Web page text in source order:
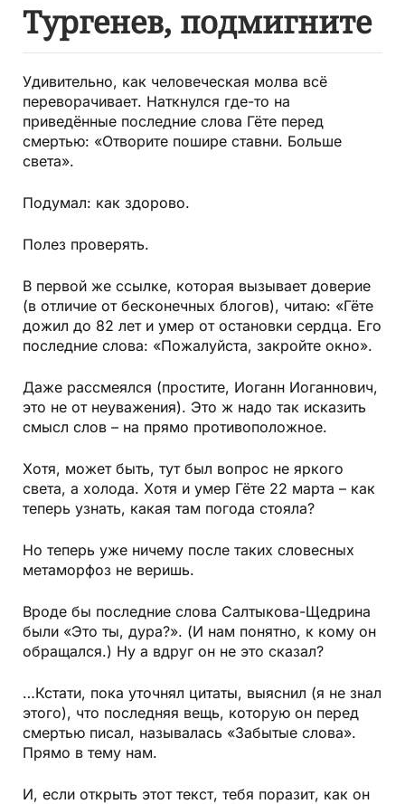
Тургенев, подмигните
Удивительно, как человеческая молва всё
переворачивает. Наткнулся где-то на
приведённые последние слова Гёте перед
смертью: «Отворите пошире ставни. Больше
света».
Подумал: как здорово.
Полез проверять.
В первой же ссылке, которая вызывает доверие
(в отличие от бесконечных блогов), читаю: «Гёте
дожил до 82 лет и умер от остановки сердца. Его
последние слова: «Пожалуйста, закройте окно».
Даже рассмеялся (простите, Иоганн Иоганнович,
это не от неуважения). Это ж надо так исказить
смысл слов – на прямо противоположное.
Хотя, может быть, тут был вопрос не яркого
света, а холода. Хотя и умер Гёте 22 марта – как
теперь узнать, какая там погода стояла?
Но теперь уже ничему после таких словесных
метаморфоз не веришь.
Вроде бы последние слова Салтыкова-Щедрина
были «Это ты, дура?». (И нам понятно, к кому он
обращался.) Ну а вдруг он не это сказал?
…Кстати, пока уточнял цитаты, выяснил (я не знал
этого), что последняя вещь, которую он перед
смертью писал, называлась «Забытые слова».
Прямо в тему нам.
И, если открыть этот текст, тебя поразит, как он